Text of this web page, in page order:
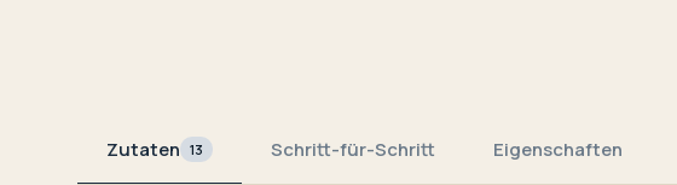
Zutaten 13 Schritt-für-Schritt Eigenschaften